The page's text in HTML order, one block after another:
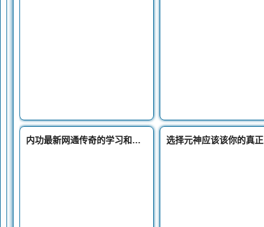
内功最新网通传奇的学习和开通玩家们需要一种道具就做内功心法